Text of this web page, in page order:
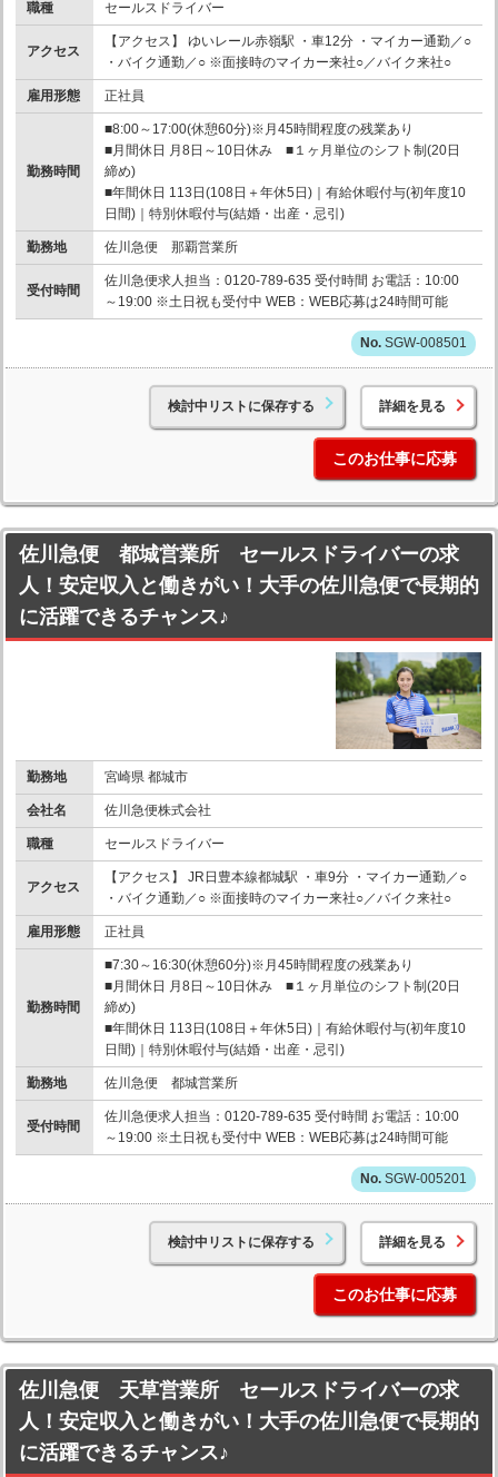
職種 セールスドライバー
アクセス
【アクセス】 ゆいレール赤嶺駅 ・車12分 ・マイカー通勤／○
・バイク通勤／○ ※面接時のマイカー来社○／バイク来社○
雇用形態 正社員
勤務時間
■8:00～17:00(休憩60分)※月45時間程度の残業あり
■月間休日 月8日～10日休み ■１ヶ月単位のシフト制(20日
締め)
■年間休日 113日(108日＋年休5日)｜有給休暇付与(初年度10
日間)｜特別休暇付与(結婚・出産・忌引)
勤務地 佐川急便 那覇営業所
受付時間
佐川急便求人担当：0120-789-635 受付時間 お電話：10:00
～19:00 ※土日祝も受付中 WEB：WEB応募は24時間可能
SGW-008501
検討中リストに保存する 詳細を見る
このお仕事に応募
佐川急便 都城営業所 セールスドライバーの求
人！安定収入と働きがい！大手の佐川急便で長期的
に活躍できるチャンス♪
勤務地 宮崎県 都城市
会社名 佐川急便株式会社
職種 セールスドライバー
アクセス
【アクセス】 JR日豊本線都城駅 ・車9分 ・マイカー通勤／○
・バイク通勤／○ ※面接時のマイカー来社○／バイク来社○
雇用形態 正社員
勤務時間
■7:30～16:30(休憩60分)※月45時間程度の残業あり
■月間休日 月8日～10日休み ■１ヶ月単位のシフト制(20日
締め)
■年間休日 113日(108日＋年休5日)｜有給休暇付与(初年度10
日間)｜特別休暇付与(結婚・出産・忌引)
勤務地 佐川急便 都城営業所
受付時間
佐川急便求人担当：0120-789-635 受付時間 お電話：10:00
～19:00 ※土日祝も受付中 WEB：WEB応募は24時間可能
SGW-005201
検討中リストに保存する 詳細を見る
このお仕事に応募
佐川急便 天草営業所 セールスドライバーの求
人！安定収入と働きがい！大手の佐川急便で長期的
に活躍できるチャンス♪